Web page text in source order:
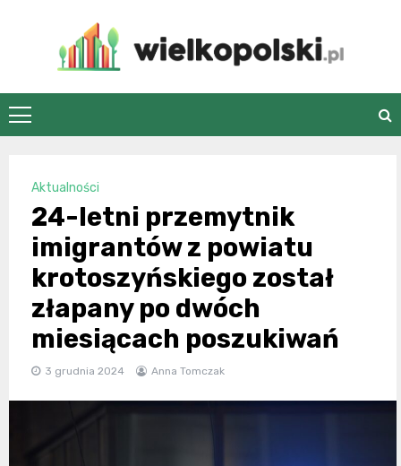
wielkopolski.pl
Aktualności
24-letni przemytnik
imigrantów z powiatu
krotoszyńskiego został
złapany po dwóch
miesiącach poszukiwań
3 grudnia 2024 Anna Tomczak